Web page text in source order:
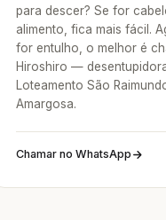
para descer? Se for
alimento, fica mais fácil.
for entulho, o melhor é
Hiroshiro —
Loteamento São
Amargosa.
Chamar no WhatsApp